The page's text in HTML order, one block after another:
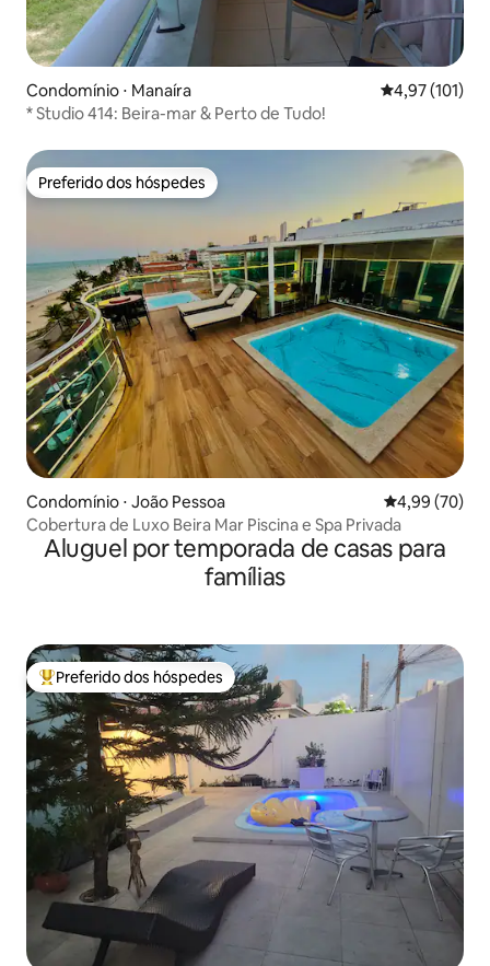
Condomínio ⋅ Manaíra 4,97 de uma
4,97 (101)
* Studio 414: Beira-mar & Perto de Tudo!
Preferido dos hóspedes
Preferido dos hóspedes
Condomínio ⋅ João Pessoa 4,99 de uma
4,99 (70)
Cobertura de Luxo Beira Mar Piscina e Spa Privada
Aluguel por temporada de casas para
famílias
Entre os melhores preferidos dos hóspedes
Preferido dos hóspedes